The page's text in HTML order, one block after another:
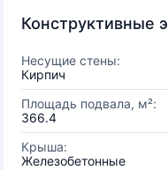
Конструктивные
Несущие стены:
Кирпич
Площадь подвала, м²:
366.4
Крыша:
Железобетонные